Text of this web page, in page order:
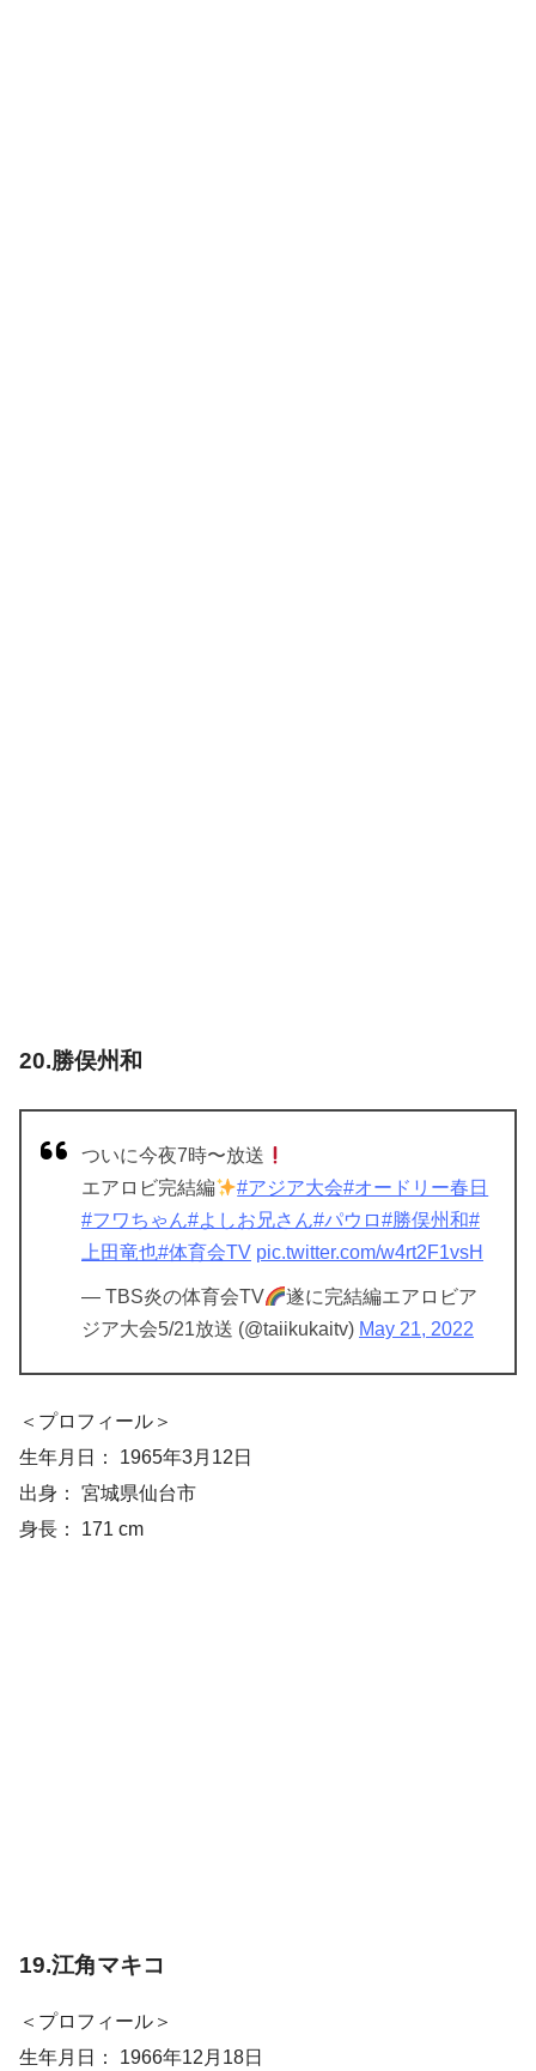
20.勝俣州和
ついに今夜7時〜放送
エアロビ完結編
#アジア大会#オードリー春日
#フワちゃん#よしお兄さん#パウロ#勝俣州和#
上田竜也#体育会TV pic.twitter.com/w4rt2F1vsH
— TBS炎の体育会TV
遂に完結編エアロビア
ジア大会5/21放送 (@taiikukaitv) May 21, 2022
＜プロフィール＞
生年月日： 1965年3月12日
出身： 宮城県仙台市
身長： 171 cm
19.江角マキコ
＜プロフィール＞
生年月日： 1966年12月18日